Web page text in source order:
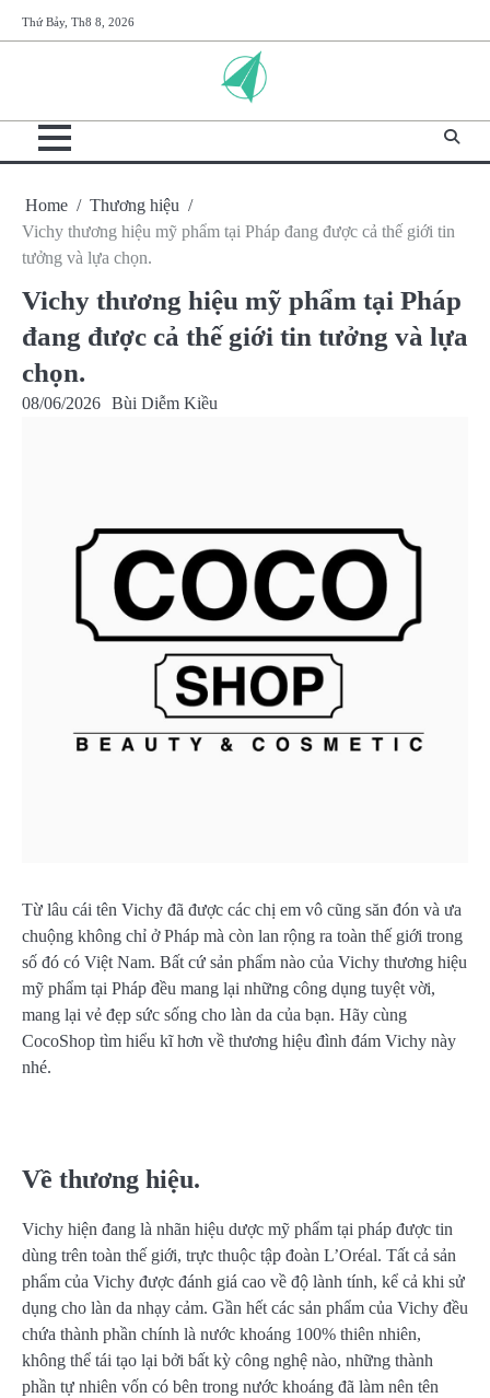
to
Thứ Bảy, Th8 8, 2026
Home
Thương hiệu
Vichy thương hiệu mỹ phẩm tại Pháp đang được cả thế giới tin
tưởng và lựa chọn.
Vichy thương hiệu mỹ phẩm tại Pháp
đang được cả thế giới tin tưởng và lựa
chọn.
08/06/2026 Bùi Diễm Kiều
Từ lâu cái tên Vichy đã được các chị em vô cũng săn đón và ưa
chuộng không chỉ ở Pháp mà còn lan rộng ra toàn thế giới trong
số đó có Việt Nam. Bất cứ sản phẩm nào của Vichy thương hiệu
mỹ phẩm tại Pháp đều mang lại những công dụng tuyệt vời,
mang lại vẻ đẹp sức sống cho làn da của bạn. Hãy cùng
CocoShop tìm hiểu kĩ hơn về thương hiệu đình đám Vichy này
nhé.
Về thương hiệu.
Vichy hiện đang là nhãn hiệu dược mỹ phẩm tại pháp được tin
dùng trên toàn thế giới, trực thuộc tập đoàn L’Oréal. Tất cả sản
phẩm của Vichy được đánh giá cao về độ lành tính, kể cả khi sử
dụng cho làn da nhạy cảm. Gần hết các sản phẩm của Vichy đều
chứa thành phần chính là nước khoáng 100% thiên nhiên,
không thể tái tạo lại bởi bất kỳ công nghệ nào, những thành
phần tự nhiên vốn có bên trong nước khoáng đã làm nên tên